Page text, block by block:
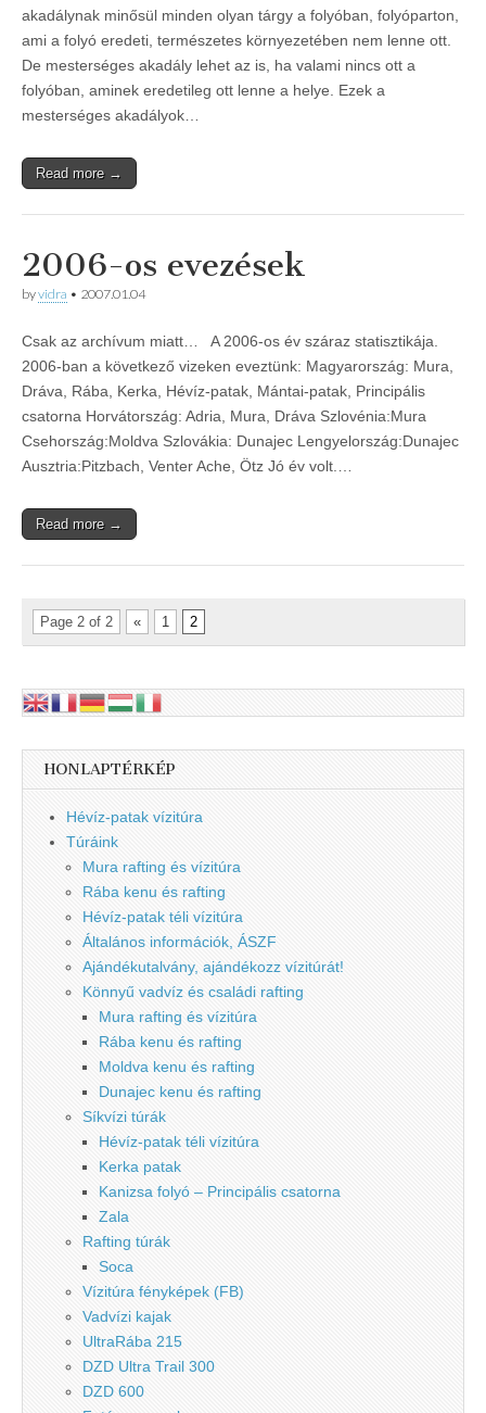
akadálynak minősül minden olyan tárgy a folyóban, folyóparton,
ami a folyó eredeti, természetes környezetében nem lenne ott.
De mesterséges akadály lehet az is, ha valami nincs ott a
folyóban, aminek eredetileg ott lenne a helye. Ezek a
mesterséges akadályok…
Read more →
2006-os evezések
byvidra • 2007.01.04
Csak az archívum miatt… A 2006-os év száraz statisztikája.
2006-ban a következő vizeken eveztünk: Magyarország: Mura,
Dráva, Rába, Kerka, Hévíz-patak, Mántai-patak, Principális
csatorna Horvátország: Adria, Mura, Dráva Szlovénia:Mura
Csehország:Moldva Szlovákia: Dunajec Lengyelország:Dunajec
Ausztria:Pitzbach, Venter Ache, Ötz Jó év volt.…
Read more →
Page 2 of 2 « 1 2
HONLAPTÉRKÉP
Hévíz-patak vízitúra
Túráink
Mura rafting és vízitúra
Rába kenu és rafting
Hévíz-patak téli vízitúra
Általános információk, ÁSZF
Ajándékutalvány, ajándékozz vízitúrát!
Könnyű vadvíz és családi rafting
Mura rafting és vízitúra
Rába kenu és rafting
Moldva kenu és rafting
Dunajec kenu és rafting
Síkvízi túrák
Hévíz-patak téli vízitúra
Kerka patak
Kanizsa folyó – Principális csatorna
Zala
Rafting túrák
Soca
Vízitúra fényképek (FB)
Vadvízi kajak
UltraRába 215
DZD Ultra Trail 300
DZD 600